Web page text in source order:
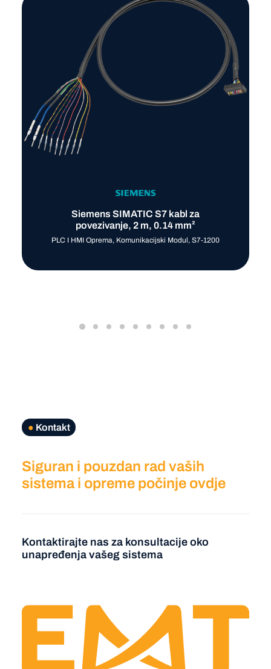
Siemens SIMATIC S7 kabl za
povezivanje, 2 m, 0.14 mm²
PLC I HMI Oprema, Komunikacijski Modul, S7-1200
● Kontakt
Siguran i pouzdan rad vaših
sistema i opreme počinje ovdje
Kontaktirajte nas za konsultacije oko
unapređenja vašeg sistema